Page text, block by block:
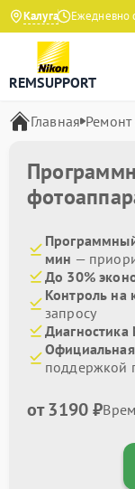
Калуга
Яндекс Ежедневно с
REMSUPPORT
Главная
мин —
До 30%
Контроль на
запросу
поддержкой
от 3190 ₽